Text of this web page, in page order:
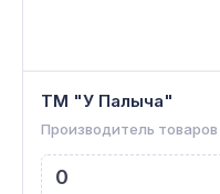
ТМ "У Палыча"
Производитель
0